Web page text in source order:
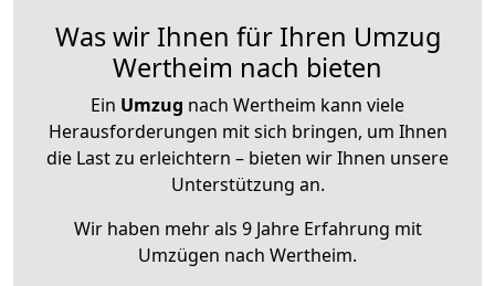
Was wir Ihnen für Ihren Umzug
Wertheim nach bieten
Ein Umzug nach Wertheim kann viele
Herausforderungen mit sich bringen, um Ihnen
die Last zu erleichtern – bieten wir Ihnen unsere
Unterstützung an.
Wir haben mehr als 9 Jahre Erfahrung mit
Umzügen nach Wertheim.